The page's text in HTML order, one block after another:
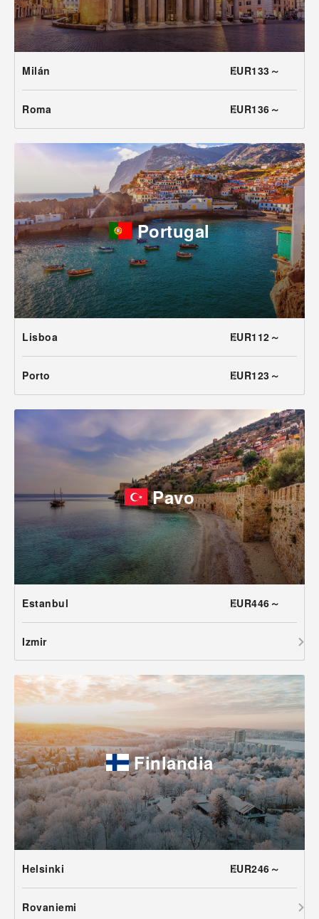
Milán EUR133～
Roma EUR136～
Portugal
Lisboa EUR112～
Porto EUR123～
Pavo
Estanbul EUR446～
Izmir
Finlandia
Helsinki EUR246～
Rovaniemi